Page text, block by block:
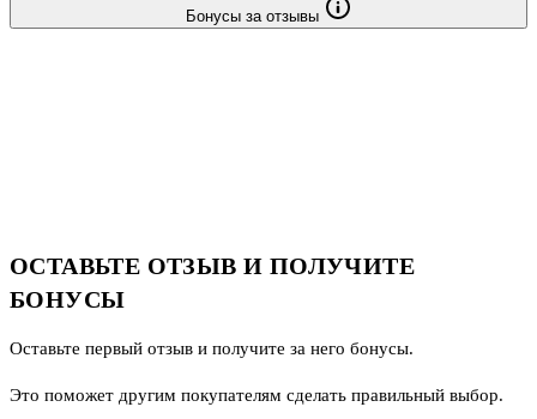
Бонусы за отзывы
ОСТАВЬТЕ ОТЗЫВ И ПОЛУЧИТЕ
БОНУСЫ
Оставьте первый отзыв и получите за него бонусы.
Это поможет другим покупателям сделать правильный выбор.